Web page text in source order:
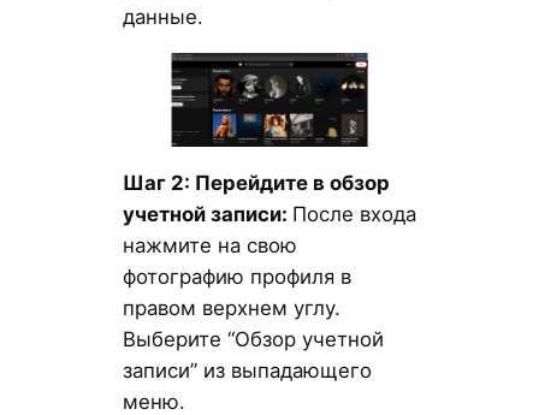
данные.
Шаг 2: Перейдите в обзор
учетной записи: После входа
нажмите на свою
фотографию профиля в
правом верхнем углу.
Выберите “Обзор учетной
записи” из выпадающего
меню.